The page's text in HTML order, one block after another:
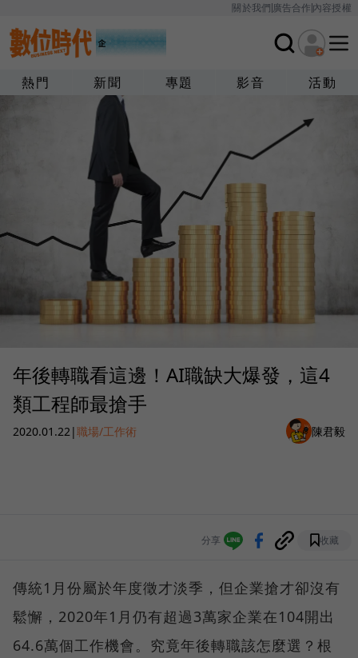
關於我們廣告合作內容授權
熱門 新聞 專題 影音 活動
年後轉職看這邊！AI職缺大爆發，這4
類工程師最搶手
2020.01.22 |職場/工作術 陳君毅
分享 收藏
傳統1月份屬於年度徵才淡季，但企業搶才卻沒有
鬆懈，2020年1月仍有超過3萬家企業在104開出
64.6萬個工作機會。究竟年後轉職該怎麼選？根